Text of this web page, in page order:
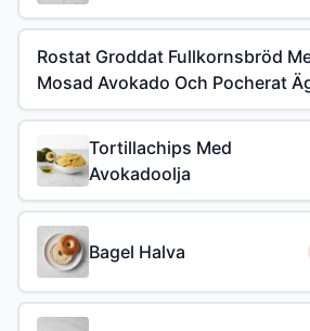
Rostat Groddat Fullkornsbröd
Mosad Avokado Och Pocherat
Tortillachips Med
Avokadoolja
Bagel Halva